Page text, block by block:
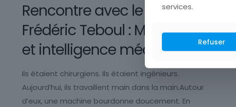
Rencontre avec le Dr
Frédéric Teboul : Médecine
et intelligence médicale
Ils étaient chirurgiens. Ils étaient ingénieurs.
Aujourd’hui, ils travaillent main dans la main.Autour
d’eux, une machine bourdonne doucement. En
services.
Refuser